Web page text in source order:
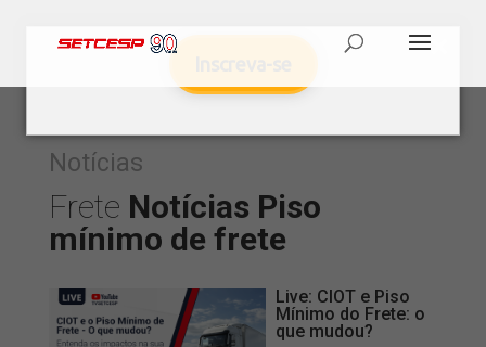
Notícias
Frete Notícias Piso
mínimo de frete
Live: CIOT e Piso
Mínimo do Frete: o
que mudou?